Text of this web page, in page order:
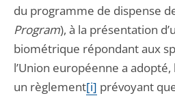
du programme de dispense
Program), à la présentation
biométrique répondant aux
l’Union européenne a
un règlement[i] prévoyant